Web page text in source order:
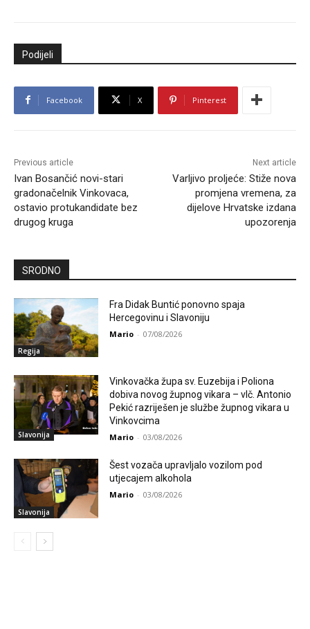
Podijeli
Facebook X Pinterest
Previous article
Ivan Bosančić novi-stari
gradonačelnik Vinkovaca,
ostavio protukandidate bez
drugog kruga
Next article
Varljivo proljeće: Stiže nova
promjena vremena, za
dijelove Hrvatske izdana
upozorenja
SRODNO
Regija
Fra Didak Buntić ponovno spaja
Hercegovinu i Slavoniju
Mario - 07/08/2026
Slavonija
Vinkovačka župa sv. Euzebija i Poliona
dobiva novog župnog vikara – vlč. Antonio
Pekić razriješen je službe župnog vikara u
Vinkovcima
Mario - 03/08/2026
Slavonija
Šest vozača upravljalo vozilom pod
utjecajem alkohola
Mario - 03/08/2026